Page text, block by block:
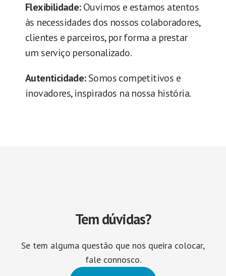
Flexibilidade:Ouvimos e estamos atentos
às necessidades dos nossos colaboradores,
clientes e parceiros, por forma a prestar
um serviço personalizado.
Autenticidade:Somos competitivos e
inovadores, inspirados na nossa história.
Tem dúvidas?
Se tem alguma questão que nos queira colocar,
fale connosco.